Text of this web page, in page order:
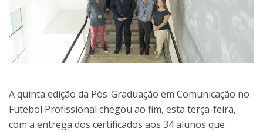
A quinta edição da Pós-Graduação em Comunicação no
Futebol Profissional chegou ao fim, esta terça-feira,
com a entrega dos certificados aos 34 alunos que